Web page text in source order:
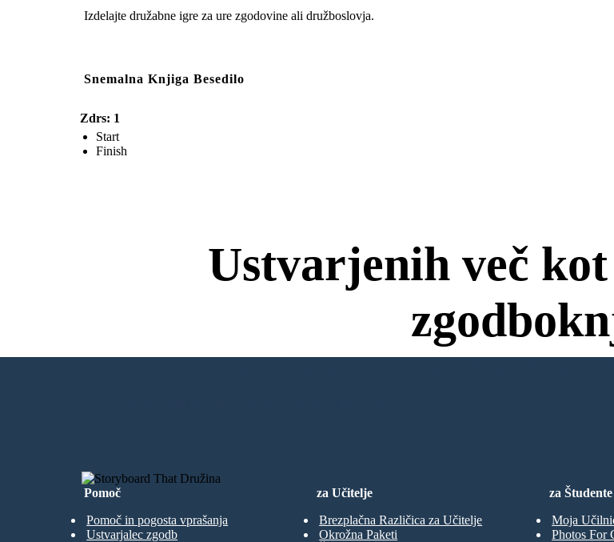
Izdelajte družabne igre za ure zgodovine ali družboslovja.
Snemalna Knjiga Besedilo
Zdrs: 1
Start
Finish
Ustvarjenih več
Brez Prenosov, Brez Kreditne
Pomoč
Pomoč in pogosta vprašanja
Ustvarjalec zgodb
za Študente
Moja
Photos For
za Učitelje
Brezplačna Različica za Učitelje
Okrožna Paketi